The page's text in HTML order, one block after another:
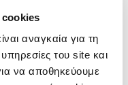
cookies
αναγκαία για τη
του site και
να αποθηκεύουμε
απαιτείται
για την